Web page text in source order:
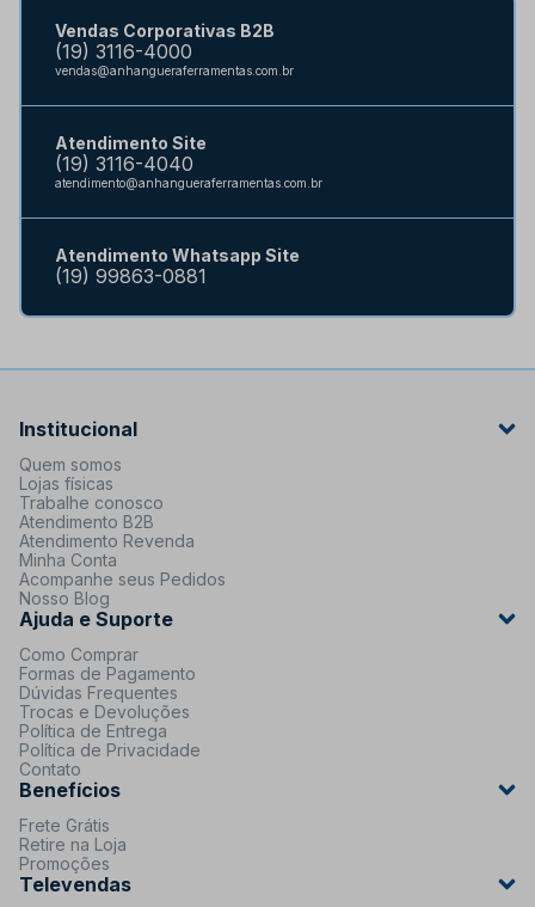
Vendas Corporativas B2B
(19) 3116-4000
vendas@anhangueraferramentas.com.br
Atendimento Site
(19) 3116-4040
atendimento@anhangueraferramentas.com.br
Atendimento Whatsapp Site
(19) 99863-0881
Institucional
Quem somos
Lojas físicas
Trabalhe conosco
Atendimento B2B
Atendimento Revenda
Minha Conta
Acompanhe seus Pedidos
Nosso Blog
Ajuda e Suporte
Como Comprar
Formas de Pagamento
Dúvidas Frequentes
Trocas e Devoluções
Política de Entrega
Política de Privacidade
Contato
Benefícios
Frete Grátis
Retire na Loja
Promoções
Televendas